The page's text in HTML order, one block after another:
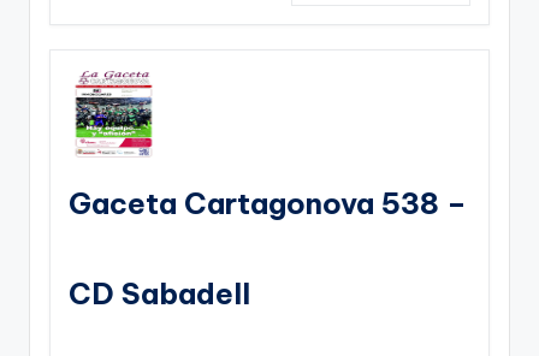
Gaceta Cartagonova 538 –
CD Sabadell